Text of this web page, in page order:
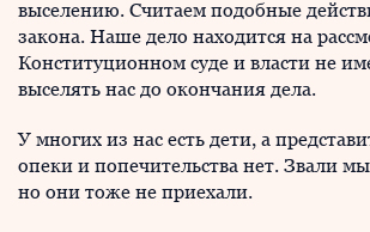
выселению. Считаем подобные
закона. Наше дело находится на
Конституционном суде и власти не
выселять нас до окончания дела.
У многих из нас есть дети, а
опеки и попечительства нет. Звали
но они тоже не приехали.